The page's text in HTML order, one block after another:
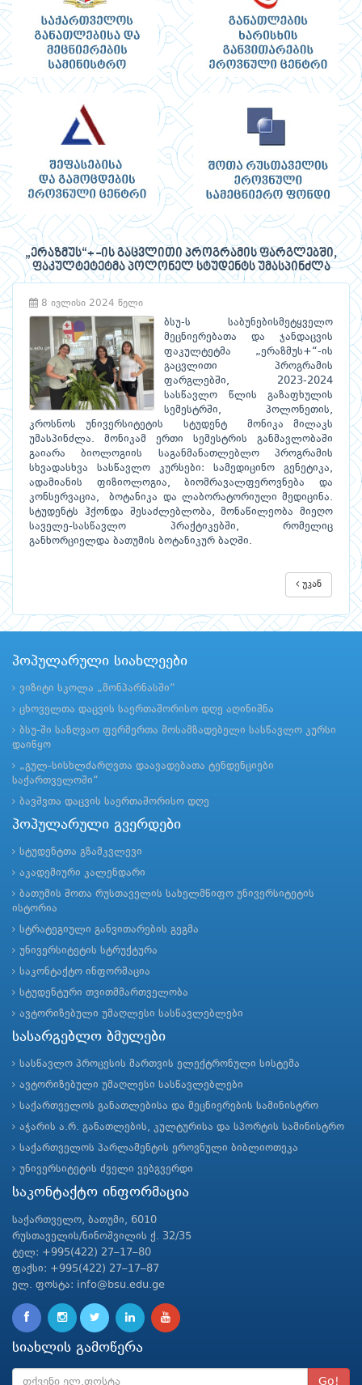
„ერაზმუს“+ -ის გაცვლითი პროგრამის ფარგლებში,
ფაკულტეტეტმა პოლონელ სტუდენტს უმასპინძლა
8 ივლისი 2024 წელი
ბსუ-ს საბუნებისმეტყველო
მეცნიერებათა და ჯანდაცვის
ფაკულტეტმა „ერაზმუს+“-ის
გაცვლითი პროგრამის
ფარგლებში, 2023-2024
სასწავლო წლის გაზაფხულის
სემესტრში, პოლონეთის,
კროსნოს უნივერსიტეტის სტუდენტ მონიკა მილაკს
უმასპინძლა. მონიკამ ერთი სემესტრის განმავლობაში
გაიარა ბიოლოგიის საგანმანათლებლო პროგრამის
სხვადასხვა სასწავლო კურსები: სამედიცინო გენეტიკა,
ადამიანის ფიზიოლოგია, ბიომრავალფეროვნება და
კონსერვაცია, ბოტანიკა და ლაბორატორიული მედიცინა.
სტუდენტს ჰქონდა შესაძლებლობა, მონაწილეობა მიეღო
საველე-სასწავლო პრაქტიკებში, რომელიც
განხორციელდა ბათუმის ბოტანიკურ ბაღში.
უკან
პოპულარული სიახლეები
ვიზიტი სკოლა „მონპარნასში“
ცხოველთა დაცვის საერთაშორისო დღე აღინიშნა
ბსუ-ში საზღვაო ფერმერთა მოსამზადებელი სასწავლო კურსი
დაიწყო
„გულ-სისხლძარღვთა დაავადებათა ტენდენციები
საქართველოში“
ბავშვთა დაცვის საერთაშორისო დღე
პოპულარული გვერდები
სტუდენტთა გზამკვლევი
აკადემიური კალენდარი
ბათუმის შოთა რუსთაველის სახელმწიფო უნივერსიტეტის
ისტორია
სტრატეგიული განვითარების გეგმა
უნივერსიტეტის სტრუქტურა
საკონტაქტო ინფორმაცია
სტუდენტური თვითმმართველობა
ავტორიზებული უმაღლესი სასწავლებლები
სასარგებლო ბმულები
სასწავლო პროცესის მართვის ელექტრონული სისტემა
ავტორიზებული უმაღლესი სასწავლებლები
საქართველოს განათლებისა და მეცნიერების სამინისტრო
აჭარის ა.რ. განათლების, კულტურისა და სპორტის სამინისტრო
საქართველოს პარლამენტის ეროვნული ბიბლიოთეკა
უნივერსიტეტის ძველი ვებგვერდი
საკონტაქტო ინფორმაცია
საქართველო, ბათუმი, 6010
რუსთაველის/ნინოშვილის ქ. 32/35
ტელ: +995(422) 27–17–80
ფაქსი: +995(422) 27–17–87
ელ. ფოსტა: info@bsu.edu.ge
სიახლის გამოწერა
Go!